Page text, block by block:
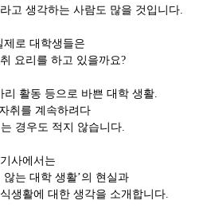
고 생각하는 사람도 많을 것입니다.
제로 대학생들은
요리를 하고 있을까요?
활동 등으로 바쁜 대학 생활.
취를 계속하려다
경우도 적지 않습니다.
사에서는
않는 대학 생활’의 현실과
생활에 대한 생각을 소개합니다.